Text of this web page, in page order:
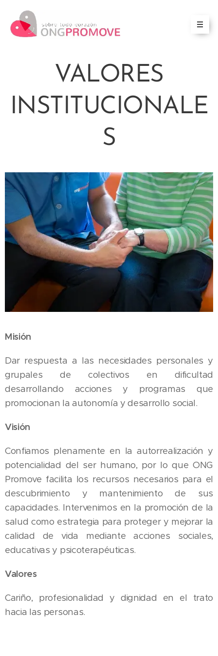
VALORES
INSTITUCIONALE
S
Misión
Dar respuesta a las necesidades personales y
grupales de colectivos en dificultad
desarrollando acciones y programas que
promocionan la autonomía y desarrollo social.
Visión
Confiamos plenamente en la autorrealización y
potencialidad del ser humano, por lo que ONG
Promove facilita los recursos necesarios para el
descubrimiento y mantenimiento de sus
capacidades. Intervenimos en la promoción de la
salud como estrategia para proteger y mejorar la
calidad de vida mediante acciones sociales,
educativas y psicoterapéuticas.
Valores
Cariño, profesionalidad y dignidad en el trato
hacia las personas.